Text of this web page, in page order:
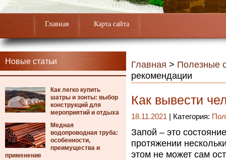
Главная Карта сайта
Новые статьи
Как легко купить
шатры и зонты: выбор
конструкций для
мероприятий и отдыха
Медная
водопроводная труба:
особенности,
преимущества и
применение
Главная > Полезные
рекомендации
Как вывести
18.11.2021 | Категория:
Запой – это
протяжении
этом не может сам